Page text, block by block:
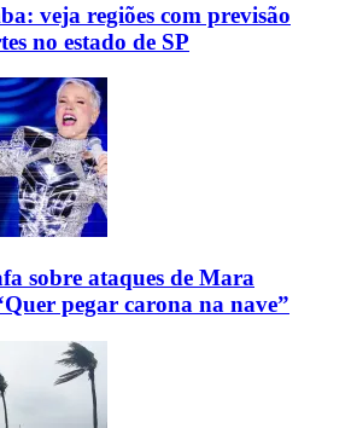
veja regiões com previsão
no estado de SP
sobre ataques de Mara
pegar carona na nave”